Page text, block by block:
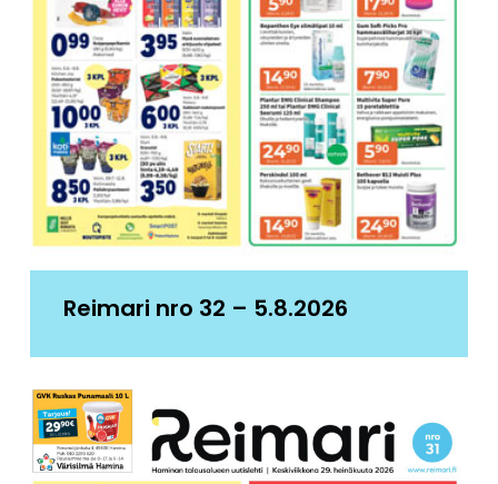
Reimari nro 32 – 5.8.2026